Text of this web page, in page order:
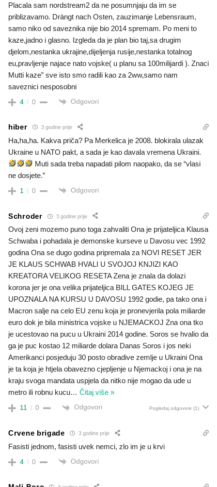
Placala sam nordstream2 da ne posumnjaju da im se
priblizavamo. Drängt nach Osten, zauzimanje Lebensraum,
samo niko od saveznika nije bio 2014 spremam. Po meni to
kaze,jadno i glasno. Izgleda da je plan bio taj,sa drugim
djelom,nestanka ukrajine,dijeljenja rusije,nestanka totalnog
eu,pravljenje najace nato vojske( u planu sa 100milijardi ). Znaci
Mutti kaze” sve isto smo radili kao za 2ww,samo nam
saveznici nesposobni
4 0 Odgovori
hiber 3 godine prije
Ha,ha,ha. Kakva priča? Pa Merkelica je 2008. blokirala ulazak
Ukraine u NATO pakt, a sada je kao davala vremena Ukraini.
Muti sada treba napadati pilom naopako, da se “vlasi
ne dosjete.”
1 0 Odgovori
Schroder 3 godine prije
Ovoj zeni mozemo puno toga zahvaliti Ona je prijateljica Klausa
Schwaba i pohadala je demonske kurseve u Davosu vec 1992
godina Ona se dugo godina pripremala za NOVI RESET JER
JE KLAUS SCHWAB HVALI U SVOJOJ KNJIZI KAO
KREATORA VELIKOG RESETA Zena je znala da dolazi
korona jer je ona velika prijateljica BILL GATES KOJEG JE
UPOZNALA NA KURSU U DAVOSU 1992 godie, pa tako ona i
Macron salje na celo EU zenu koja je pronevjerila pola miliarde
euro dok je bila ministrica vojske u NJEMACKOJ Zna ona tko
je ucestovao na pucu u Ukraini 2014 godine. Soros se hvalio da
ga je puc kostao 12 miliarde dolara Danas Soros i jos neki
Amerikanci posjeduju 30 posto obradive zemlje u Ukraini Ona
je ta koja je htjela obavezno cjepljenje u Njemackoj i ona je na
kraju svoga mandata uspjela da nitko nije mogao da ude u
metro ili robnu kucu… Čitaj više »
11 0 Odgovori Pogledaj odgovore (1)
Crvene brigade 3 godine prije
Fasisti jednom, fasisti uvek nemci, zlo im je u krvi
4 0 Odgovori